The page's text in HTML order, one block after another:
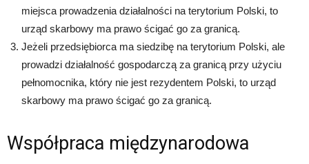
miejsca prowadzenia działalności na terytorium Polski, to
urząd skarbowy ma prawo ścigać go za granicą.
Jeżeli przedsiębiorca ma siedzibę na terytorium Polski, ale
prowadzi działalność gospodarczą za granicą przy użyciu
pełnomocnika, który nie jest rezydentem Polski, to urząd
skarbowy ma prawo ścigać go za granicą.
Współpraca międzynarodowa